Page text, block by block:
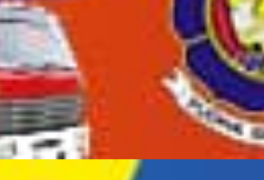
1
Bencana
2
DIBI